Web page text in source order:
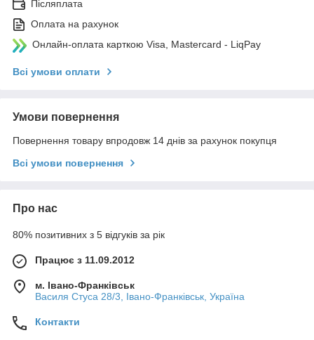
Післяплата
Оплата на рахунок
Онлайн-оплата карткою Visa, Mastercard - LiqPay
Всі умови оплати
Умови повернення
Повернення товару впродовж 14 днів за рахунок покупця
Всі умови повернення
Про нас
80% позитивних з 5 відгуків за рік
Працює з 11.09.2012
м. Івано-Франківськ
Василя Стуса 28/3, Івано-Франківськ, Україна
Контакти